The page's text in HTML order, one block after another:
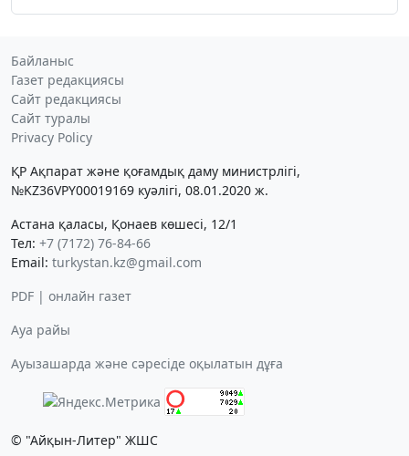
Байланыс
Газет редакциясы
Сайт редакциясы
Сайт туралы
Privacy Policy
ҚР Ақпарат және қоғамдық даму министрлігі,
№KZ36VPY00019169 куәлігі, 08.01.2020 ж.
Астана қаласы, Қонаев көшесі, 12/1
Тел: +7 (7172) 76-84-66
Email: turkystan.kz@gmail.com
PDF | онлайн газет
Ауа райы
Ауызашарда және сәресіде оқылатын дұға
© "Айқын-Литер" ЖШС